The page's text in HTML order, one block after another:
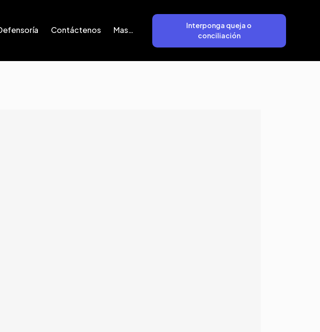
Contáctenos Mas…
Interponga queja o
conciliación